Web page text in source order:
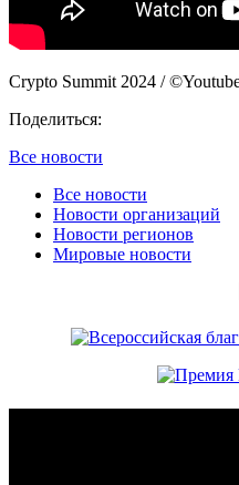
Crypto Summit 2024 /
Поделиться:
Все новости
Все новости
Новости организаций
Новости регионов
Мировые новости